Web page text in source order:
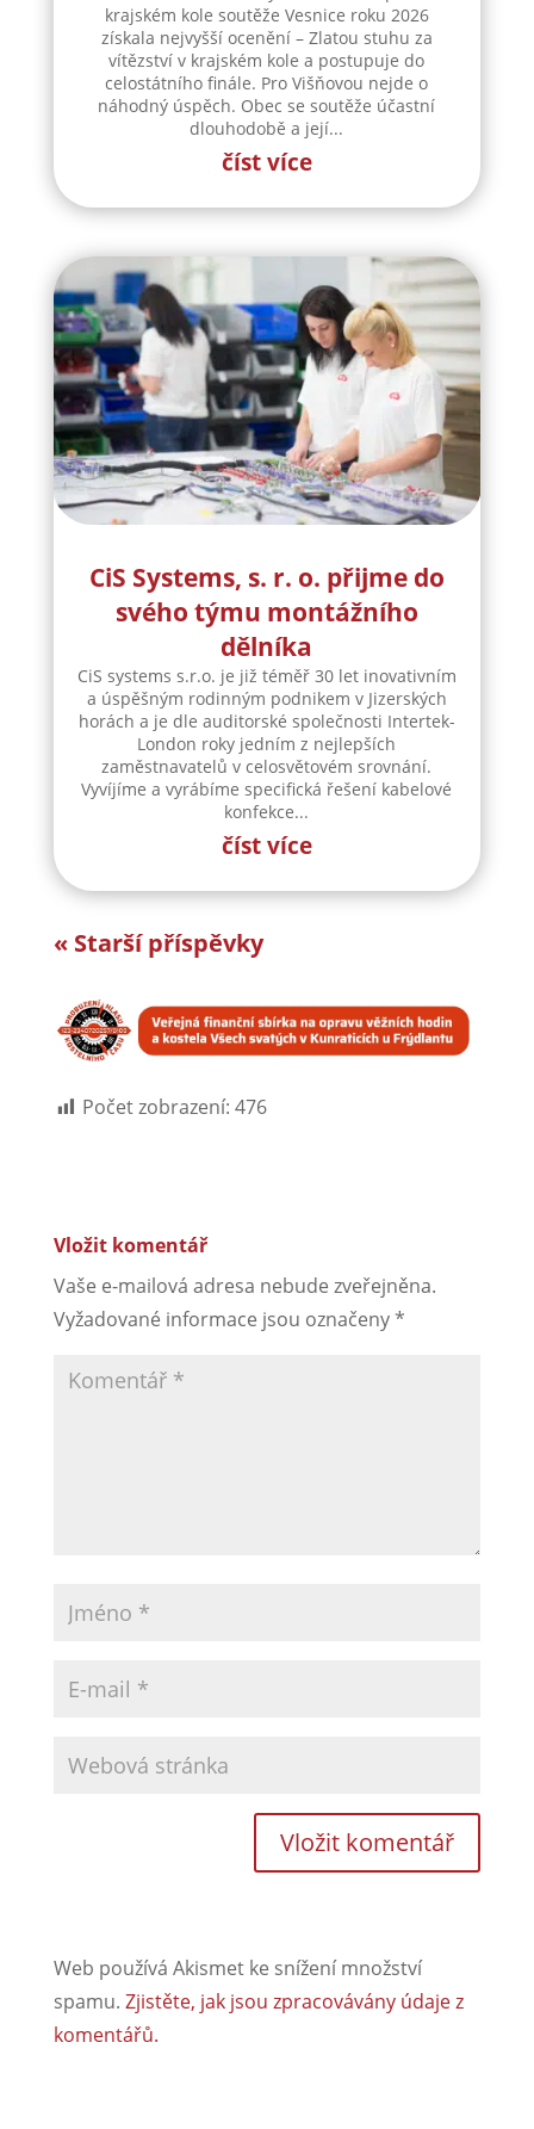
krajském kole soutěže Vesnice roku 2026
získala nejvyšší ocenění – Zlatou stuhu za
vítězství v krajském kole a postupuje do
celostátního finále. Pro Višňovou nejde o
náhodný úspěch. Obec se soutěže účastní
dlouhodobě a její...
číst více
CiS Systems, s. r. o. přijme do
svého týmu montážního
dělníka
CiS systems s.r.o. je již téměř 30 let inovativním
a úspěšným rodinným podnikem v Jizerských
horách a je dle auditorské společnosti Intertek-
London roky jedním z nejlepších
zaměstnavatelů v celosvětovém srovnání.
Vyvíjíme a vyrábíme specifická řešení kabelové
konfekce...
číst více
« Starší příspěvky
Počet zobrazení: 476
Vložit komentář
Vaše e-mailová adresa nebude zveřejněna.
Vyžadované informace jsou označeny*
Web používá Akismet ke snížení množství
spamu. Zjistěte, jak jsou zpracovávány údaje z
komentářů.